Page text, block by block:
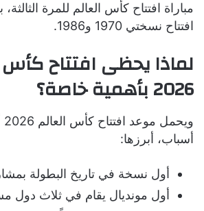
مباراة افتتاح كأس العالم للمرة
افتتاح نسختي 1970 و1986.
لماذا يحظى افتتاح كأس
2026 بأهمية خاصة؟
أسباب، أبرزها:
أول نسخة في تاريخ البطولة بمشاركة 48
أول مونديال يقام في ثلاث دول